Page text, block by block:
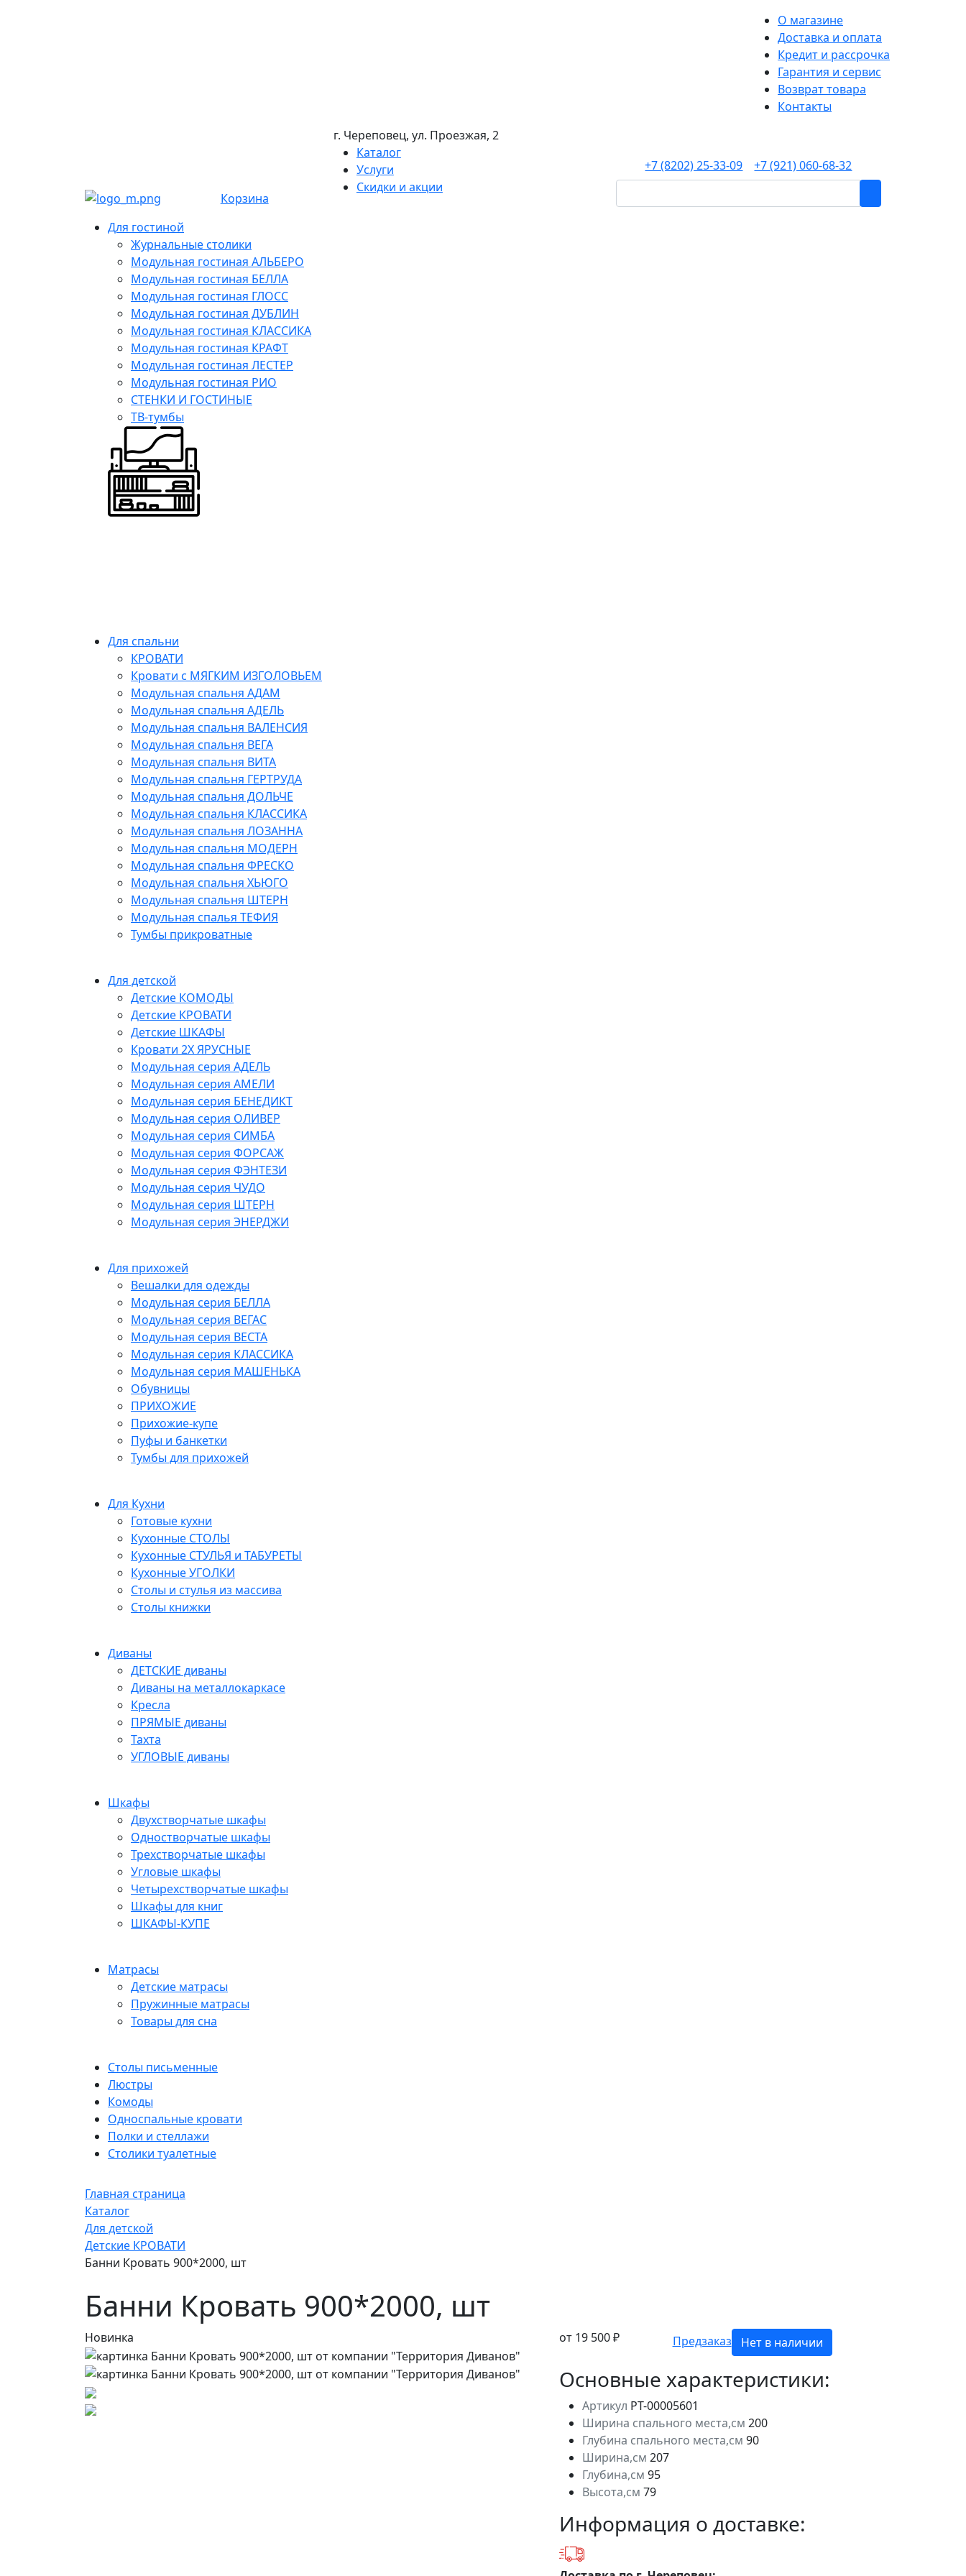
О магазине
Доставка и оплата
Кредит и рассрочка
Гарантия и сервис
Возврат товара
Контакты
Корзина
г. Череповец, ул. Проезжая, 2
Каталог
Услуги
Скидки и акции
+7 (8202) 25-33-09 +7 (921) 060-68-32
Для гостиной
Журнальные столики
Модульная гостиная АЛЬБЕРО
Модульная гостиная БЕЛЛА
Модульная гостиная ГЛОСС
Модульная гостиная ДУБЛИН
Модульная гостиная КЛАССИКА
Модульная гостиная КРАФТ
Модульная гостиная ЛЕСТЕР
Модульная гостиная РИО
СТЕНКИ И ГОСТИНЫЕ
ТВ-тумбы
Для спальни
КРОВАТИ
Кровати с МЯГКИМ ИЗГОЛОВЬЕМ
Модульная спальня АДАМ
Модульная спальня АДЕЛЬ
Модульная спальня ВАЛЕНСИЯ
Модульная спальня ВЕГА
Модульная спальня ВИТА
Модульная спальня ГЕРТРУДА
Модульная спальня ДОЛЬЧЕ
Модульная спальня КЛАССИКА
Модульная спальня ЛОЗАННА
Модульная спальня МОДЕРН
Модульная спальня ФРЕСКО
Модульная спальня ХЬЮГО
Модульная спальня ШТЕРН
Модульная спалья ТЕФИЯ
Тумбы прикроватные
Для детской
Детские КОМОДЫ
Детские КРОВАТИ
Детские ШКАФЫ
Кровати 2Х ЯРУСНЫЕ
Модульная серия АДЕЛЬ
Модульная серия АМЕЛИ
Модульная серия БЕНЕДИКТ
Модульная серия ОЛИВЕР
Модульная серия СИМБА
Модульная серия ФОРСАЖ
Модульная серия ФЭНТЕЗИ
Модульная серия ЧУДО
Модульная серия ШТЕРН
Модульная серия ЭНЕРДЖИ
Для прихожей
Вешалки для одежды
Модульная серия БЕЛЛА
Модульная серия ВЕГАС
Модульная серия ВЕСТА
Модульная серия КЛАССИКА
Модульная серия МАШЕНЬКА
Обувницы
ПРИХОЖИЕ
Прихожие-купе
Пуфы и банкетки
Тумбы для прихожей
Для Кухни
Готовые кухни
Кухонные СТОЛЫ
Кухонные СТУЛЬЯ и ТАБУРЕТЫ
Кухонные УГОЛКИ
Столы и стулья из массива
Столы книжки
Диваны
ДЕТСКИЕ диваны
Диваны на металлокаркасе
Кресла
ПРЯМЫЕ диваны
Тахта
УГЛОВЫЕ диваны
Шкафы
Двухстворчатые шкафы
Одностворчатые шкафы
Трехстворчатые шкафы
Угловые шкафы
Четырехстворчатые шкафы
Шкафы для книг
ШКАФЫ-КУПЕ
Матрасы
Детские матрасы
Пружинные матрасы
Товары для сна
Столы письменные
Люстры
Комоды
Односпальные кровати
Полки и стеллажи
Столики туалетные
Главная страница
Каталог
Для детской
Детские КРОВАТИ
Банни Кровать 900*2000, шт
Банни Кровать 900*2000, шт
Новинка от 19 500 ₽ Предзаказ Нет в наличии
Основные характеристики:
Артикул РТ-00005601
Ширина спального места,см 200
Глубина спального места,см 90
Ширина,см 207
Глубина,см 95
Высота,см 79
Информация о доставке: